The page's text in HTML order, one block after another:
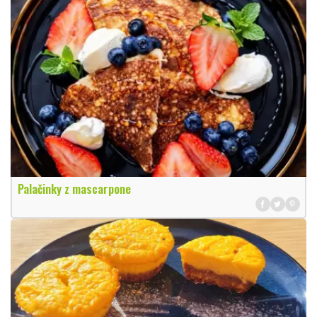
Palačinky z mascarpone